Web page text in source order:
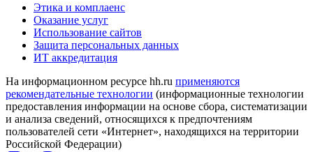
Этика и комплаенс
Оказание услуг
Использование сайтов
Защита персональных данных
ИТ аккредитация
На информационном ресурсе hh.ru применяются
рекомендательные технологии (информационные технологии
предоставления информации на основе сбора, систематизации
и анализа сведений, относящихся к предпочтениям
пользователей сети «Интернет», находящихся на территории
Российской Федерации)